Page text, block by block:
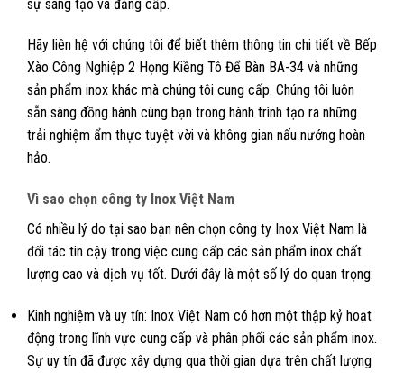
sự sáng tạo và đẳng cấp.
Hãy liên hệ với chúng tôi để biết thêm thông tin chi tiết về Bếp
Xào Công Nghiệp 2 Họng Kiềng Tô Để Bàn BA-34 và những
sản phẩm inox khác mà chúng tôi cung cấp. Chúng tôi luôn
sẵn sàng đồng hành cùng bạn trong hành trình tạo ra những
trải nghiệm ẩm thực tuyệt vời và không gian nấu nướng hoàn
hảo.
Vì sao chọn công ty Inox Việt Nam
Có nhiều lý do tại sao bạn nên chọn công ty Inox Việt Nam là
đối tác tin cậy trong việc cung cấp các sản phẩm inox chất
lượng cao và dịch vụ tốt. Dưới đây là một số lý do quan trọng:
Kinh nghiệm và uy tín: Inox Việt Nam có hơn một thập kỷ hoạt
động trong lĩnh vực cung cấp và phân phối các sản phẩm inox.
Sự uy tín đã được xây dựng qua thời gian dựa trên chất lượng